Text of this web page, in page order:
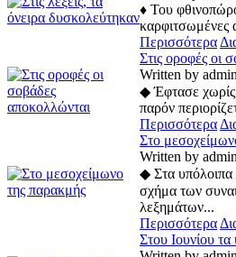
♦ Του
καρφιτσωμένες
Περισσότερα
Στις οροφές οι
Written by
◆ Έφτασε χωρίς
παρόν
Περισσότερα
Στο
Written by
◆ Στα υπόλοιπα
σχήμα των
λεξημάτων...
Περισσότερα
Στου Ιουνίου τα